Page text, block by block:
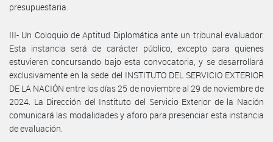
presupuestaria.
III- Un Coloquio de Aptitud Diplomática ante un tribunal evaluador.
Esta instancia será de carácter público, excepto para quienes
estuvieren concursando bajo esta convocatoria, y se desarrollará
exclusivamente en la sede del INSTITUTO DEL SERVICIO EXTERIOR
DE LA NACIÓN entre los días 25 de noviembre al 29 de noviembre de
2024. La Dirección del Instituto del Servicio Exterior de la Nación
comunicará las modalidades y aforo para presenciar esta instancia
de evaluación.